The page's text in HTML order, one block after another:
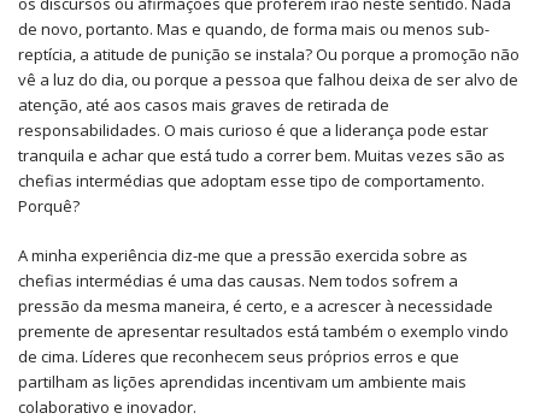
de novo, portanto. Mas e quando, de forma mais ou menos sub-
reptícia, a atitude de punição se instala? Ou porque a promoção não
vê a luz do dia, ou porque a pessoa que falhou deixa de ser alvo de
atenção, até aos casos mais graves de retirada de
responsabilidades. O mais curioso é que a liderança pode estar
tranquila e achar que está tudo a correr bem. Muitas vezes são as
chefias intermédias que adoptam esse tipo de comportamento.
Porquê?
A minha experiência diz-me que a pressão exercida sobre as
chefias intermédias é uma das causas. Nem todos sofrem a
pressão da mesma maneira, é certo, e a acrescer à necessidade
premente de apresentar resultados está também o exemplo vindo
de cima. Líderes que reconhecem seus próprios erros e que
partilham as lições aprendidas incentivam um ambiente mais
colaborativo e inovador.